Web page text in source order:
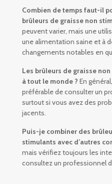
Combien de temps faut-il
brûleurs de graisse non
peuvent varier, mais une
une alimentation saine et à
changements notables en
Les brûleurs de graisse
à tout le monde ? En
préférable de consulter un
surtout si vous avez des
jacents.
Puis-je combiner des
stimulants avec d’autres
mais vérifiez toujours les
consultez un professionnel